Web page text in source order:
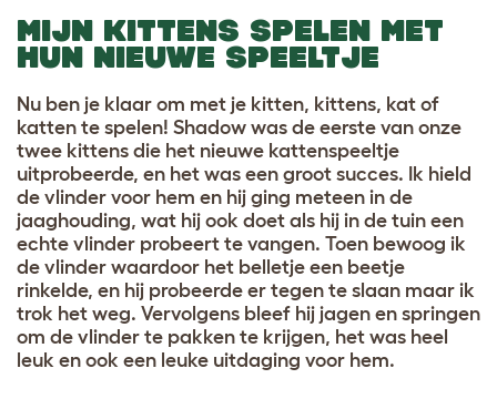
MIJN KITTENS SPELEN MET
HUN NIEUWE SPEELTJE
Nu ben je klaar om met je kitten, kittens, kat of
katten te spelen! Shadow was de eerste van onze
twee kittens die het nieuwe kattenspeeltje
uitprobeerde, en het was een groot succes. Ik hield
de vlinder voor hem en hij ging meteen in de
jaaghouding, wat hij ook doet als hij in de tuin een
echte vlinder probeert te vangen. Toen bewoog ik
de vlinder waardoor het belletje een beetje
rinkelde, en hij probeerde er tegen te slaan maar ik
trok het weg. Vervolgens bleef hij jagen en springen
om de vlinder te pakken te krijgen, het was heel
leuk en ook een leuke uitdaging voor hem.